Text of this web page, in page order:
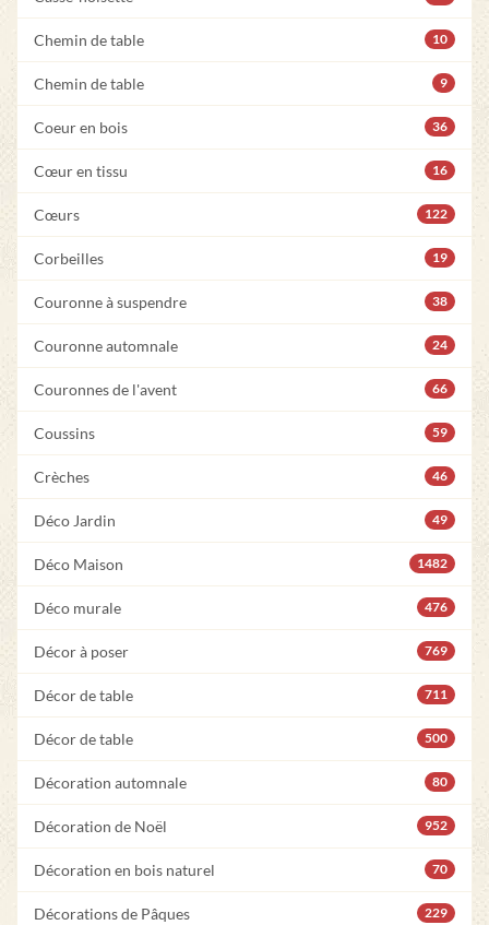
Chemin de table 10
Chemin de table 9
Coeur en bois 36
Cœur en tissu 16
Cœurs 122
Corbeilles 19
Couronne à suspendre 38
Couronne automnale 24
Couronnes de l'avent 66
Coussins 59
Crèches 46
Déco Jardin 49
Déco Maison 1482
Déco murale 476
Décor à poser 769
Décor de table 711
Décor de table 500
Décoration automnale 80
Décoration de Noël 952
Décoration en bois naturel 70
Décorations de Pâques 229